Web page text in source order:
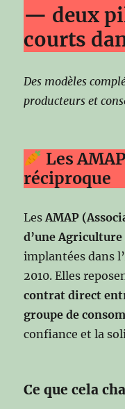
— deux
courts
Des modèles
producteurs et
Les
réciproque
LesAMAP
d’une Agriculture
implantées dans
2010. Elles
contrat direct
groupe de
confiance et la
Ce que cela